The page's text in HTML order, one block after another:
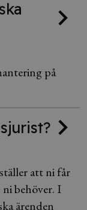
på
att ni får
behöver. I
ärenden